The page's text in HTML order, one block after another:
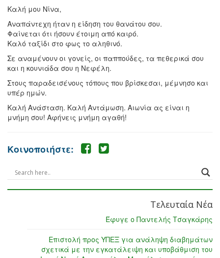
Καλή μου Νίνα,
Αναπάντεχη ήταν η είδηση του θανάτου σου.
Φαίνεται ότι ήσουν έτοιμη από καιρό.
Καλό ταξίδι στο φως το αληθινό.
Σε αναμένουν οι γονείς, οι παππούδες, τα πεθερικά σου
και η κουνιάδα σου η Νεφέλη.
Στους παραδεισένους τόπους που βρίσκεσαι, μέμνησο και
υπέρ ημών.
Καλή Ανάσταση. Καλή Αντάμωση. Αιωνία ας είναι η
μνήμη σου! Αφήνεις μνήμη αγαθή!
Κοινοποιήστε:
Τελευταία Νέα
Έφυγε ο Παντελής Τσαγκάρης
Επιστολή προς ΥΠΕΞ για ανάληψη διαβημάτων
σχετικά με την εγκατάλειψη και υποβάθμιση του